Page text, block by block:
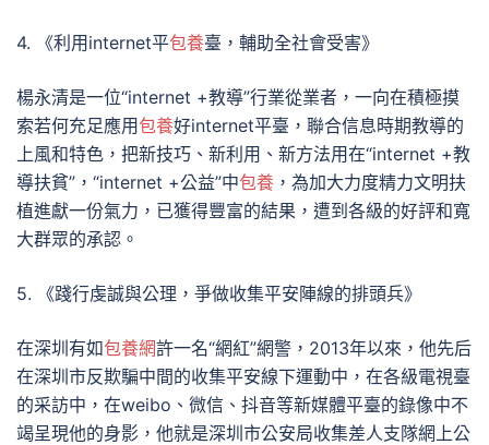
4. 《利用internet平包養臺，輔助全社會受害》
楊永清是一位“internet +教導”行業從業者，一向在積極摸
索若何充足應用包養好internet平臺，聯合信息時期教導的
上風和特色，把新技巧、新利用、新方法用在“internet +教
導扶貧”，“internet +公益”中包養 ，為加大力度精力文明扶
植進獻一份氣力，已獲得豐富的結果，遭到各級的好評和寬
大群眾的承認。
5. 《踐行虔誠與公理，爭做收集平安陣線的排頭兵》
在深圳有如包養網許一名“網紅”網警，2013年以來，他先后
在深圳市反欺騙中間的收集平安線下運動中，在各級電視臺
的采訪中，在weibo、微信、抖音等新媒體平臺的錄像中不
竭呈現他的身影，他就是深圳市公安局收集差人支隊網上公